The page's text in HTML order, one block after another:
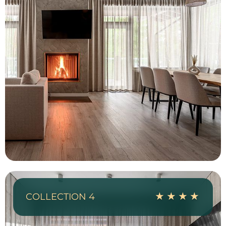
решения — позвольте себе раствориться в
завораживающей атмосфере «Охта Парка»!
Больше, чем просто отдых
Семейный загородный SPA-курорт в
Ленинградской области для теплых встреч,
неспешных выходных и незабываемых мгновений,
которые хочется вспоминать.
В унисон вашим желаниям
Утро начинается с мягкого света и соснового
аромата, а вечер приносит ощущение полного
единения с природой. Всесезонный курорт в
COLLECTION 4